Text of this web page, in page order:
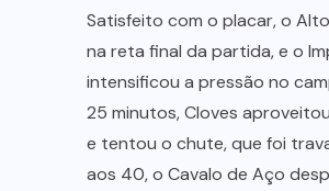
Satisfeito com o placar, o
na reta final da partida, e o
intensificou a pressão no
25 minutos, Cloves
e tentou o chute, que foi
aos 40, o Cavalo de Aço